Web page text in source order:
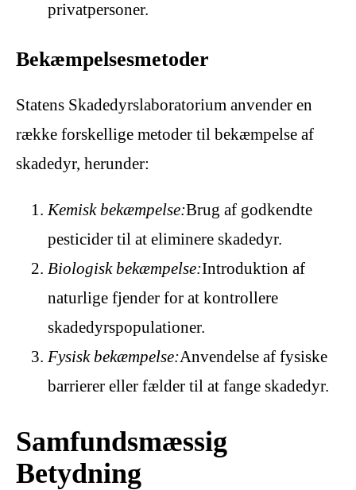
privatpersoner.
Bekæmpelsesmetoder
Statens Skadedyrslaboratorium anvender en
række forskellige metoder til bekæmpelse af
skadedyr, herunder:
Kemisk bekæmpelse:Brug af godkendte
pesticider til at eliminere skadedyr.
Biologisk bekæmpelse:Introduktion af
naturlige fjender for at kontrollere
skadedyrspopulationer.
Fysisk bekæmpelse:Anvendelse af fysiske
barrierer eller fælder til at fange skadedyr.
Samfundsmæssig
Betydning